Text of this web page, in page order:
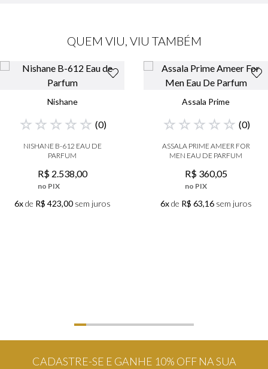
QUEM VIU, VIU TAMBÉM
Nishane
☆ ☆ ☆ ☆ ☆ (0)
NISHANE B-612 EAU DE
PARFUM
R$ 2.538,00
no PIX
6xde R$ 423,00sem juros
Assala Prime
☆ ☆ ☆ ☆ ☆ (0)
ASSALA PRIME AMEER FOR
MEN EAU DE PARFUM
R$ 360,05
no PIX
6xde R$ 63,16sem juros
CADASTRE-SE E GANHE 10% OFF NA SUA